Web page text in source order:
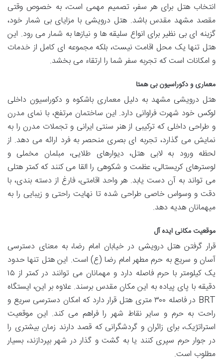
انتخاب هتل برای هر سفر، تصمیم مهمی است، به خصوص وقتی
مقصد مشهد مقدس باشد. هتل درویشی با مزایای بی شمار خود،
گزینه ای بی نظیر برای انواع سلیقه ها و نیازها به شمار می رود. این
هتل تنها یک محل اقامت نیست، بلکه مجموعه ای کامل از خدمات
و امکانات است که تجربه سفر شما را ارتقاء می بخشد.
معماری و دکوراسیون بی همتا
هتل درویشی مشهد به دلیل معماری باشکوه و دکوراسیون داخلی
لوکس خود شهرت فراوانی دارد. این ساختمان مرتفع، با نمای مدرن
و طراحی داخلی که ترکیبی از هنر سنتی ایرانی و تجملات مدرن را به
نمایش می گذارد، تجربه ای بصری منحصر به فرد ارائه می دهد. از
لحظه ورود به لابی هتل، دیوارهای طلایی، مبلمان مخملی و
لوسترهای کریستالی، عظمت و شکوهی را القا می کنند که کمتر هتلی
می تواند به آن دست یابد. هر واحد اقامتی، فارغ از دسته بندی، با
دقت و وسواس خاصی طراحی شده تا نهایت راحتی و زیبایی را به
میهمانان هدیه دهد.
موقعیت مکانی ایده آل
قرار گرفتن هتل درویشی در خیابان امام رضا، به معنای دسترسی
آسان و سریع به حرم مطهر امام رضا (ع) است. این هتل تنها حدود
یک کیلومتر با حرم فاصله دارد و مهمانان می توانند در کمتر از ۱۵
دقیقه با پای پیاده به این مکان مقدس برسند. علاوه بر این، ایستگاه
BRT در فاصله ۳۰۰ متری هتل قرار دارد که امکان دسترسی سریع و
راحت به حرم و سایر نقاط شهر را فراهم می کند. این موقعیت
استراتژیک، برای زائران و گردشگرانی که قصد دارند زمان بیشتری را
در جوار حرم سپری کنند یا به گشت و گذار در شهر بپردازند، بسیار
مطلوب است.